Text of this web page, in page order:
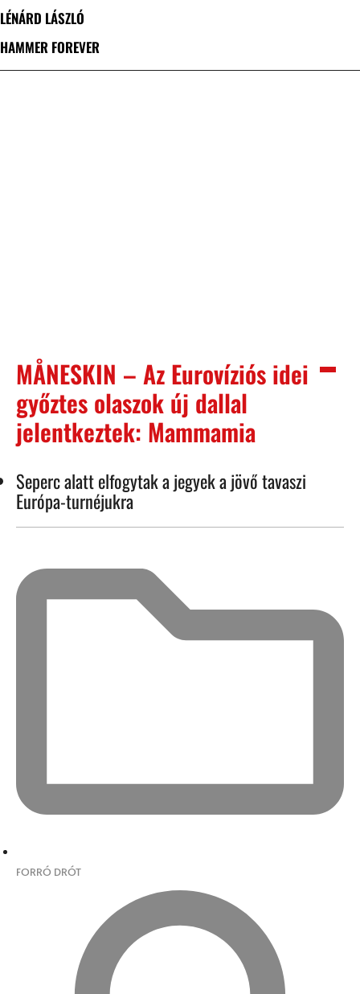
LÉNÁRD LÁSZLÓ
HAMMER FOREVER
MÅNESKIN – Az Eurovíziós idei
győztes olaszok új dallal
jelentkeztek: Mammamia
Seperc alatt elfogytak a jegyek a jövő tavaszi
Európa-turnéjukra
FORRÓ DRÓT